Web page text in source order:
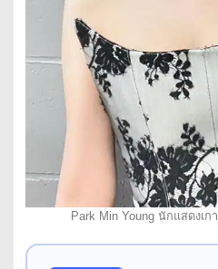
Park Min Young นักแสดงเ